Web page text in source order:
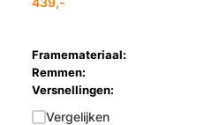
Framemateriaal:
Remmen:
Versnellingen:
Vergelijken